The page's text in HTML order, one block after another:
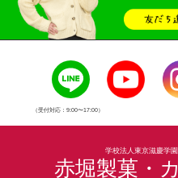
（受付対応：9:00〜17:00）
学校法人東京滋慶学
赤堀製菓・